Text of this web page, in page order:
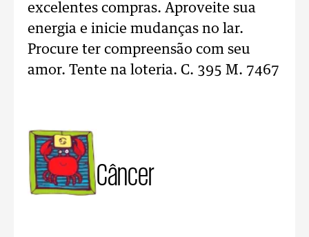
excelentes compras. Aproveite sua
energia e inicie mudanças no lar.
Procure ter compreensão com seu
amor. Tente na loteria. C. 395 M. 7467
Câncer